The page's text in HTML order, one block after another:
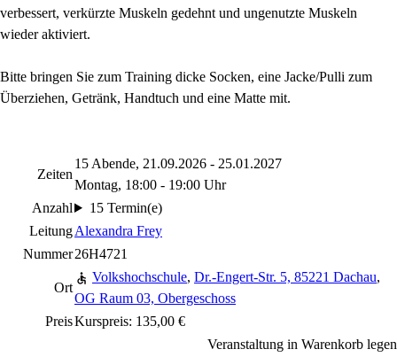
verbessert, verkürzte Muskeln gedehnt und ungenutzte Muskeln
wieder aktiviert.
Bitte bringen Sie zum Training dicke Socken, eine Jacke/Pulli zum
Überziehen, Getränk, Handtuch und eine Matte mit.
Zeiten
15 Abende, 21.09.2026 - 25.01.2027
Montag, 18:00 - 19:00 Uhr
Anzahl
15 Termin(e)
LeitungAlexandra Frey
Nummer26H4721
Ort
Volkshochschule, Dr.-Engert-Str. 5, 85221 Dachau,
OG Raum 03, Obergeschoss
PreisKurspreis: 135,00 €
Veranstaltung in Warenkorb legen